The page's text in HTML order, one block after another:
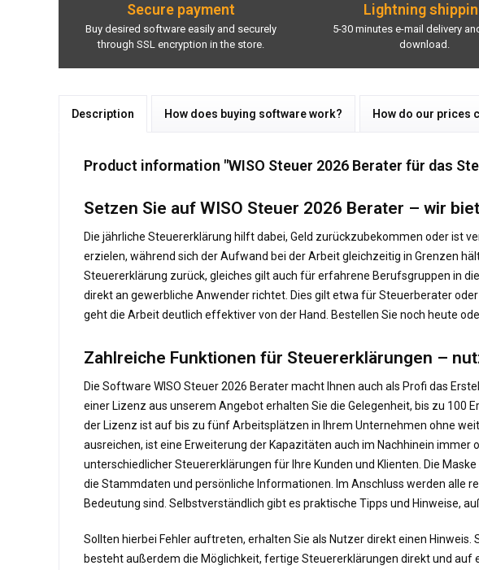
Secure payment
Buy desired software easily and securely
through SSL encryption in the store.
Lightning
5-30 minutes e-mail delivery
download.
Description How does buying software work? How do our prices
Product information "WISO Steuer 2026 Berater für das
Setzen Sie auf WISO Steuer 2026 Berater – wir
Die jährliche Steuererklärung hilft dabei, Geld zurückzubekommen oder ist
erzielen, während sich der Aufwand bei der Arbeit gleichzeitig in Grenzen
Steuererklärung zurück, gleiches gilt auch für erfahrene Berufsgruppen in
direkt an gewerbliche Anwender richtet. Dies gilt etwa für Steuerberater
geht die Arbeit deutlich effektiver von der Hand. Bestellen Sie noch heute
Zahlreiche Funktionen für Steuererklärungen –
Die Software WISO Steuer 2026 Berater macht Ihnen auch als Profi das
einer Lizenz aus unserem Angebot erhalten Sie die Gelegenheit, bis zu 100
der Lizenz ist auf bis zu fünf Arbeitsplätzen in Ihrem Unternehmen ohne
ausreichen, ist eine Erweiterung der Kapazitäten auch im Nachhinein
unterschiedlicher Steuererklärungen für Ihre Kunden und Klienten. Die
die Stammdaten und persönliche Informationen. Im Anschluss werden alle
Bedeutung sind. Selbstverständlich gibt es praktische Tipps und Hinweise,
Sollten hierbei Fehler auftreten, erhalten Sie als Nutzer direkt einen
besteht außerdem die Möglichkeit, fertige Steuererklärungen direkt und